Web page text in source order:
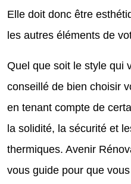
Elle doit donc être
les autres éléments de
Quel que soit le style qui
conseillé de bien choisir
en tenant compte de
la solidité, la sécurité et
thermiques. Avenir
vous guide pour que